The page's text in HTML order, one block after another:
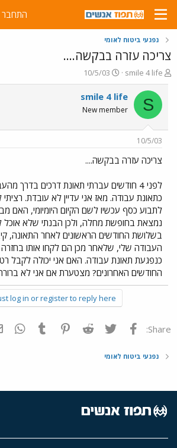
התחבר
נפגעי ביטוח לאומי
צריכה עזרה בבקשה....
פ
ו
ת
ח
ה
ש
א
smile 4 life
פ
ו
ר
ם
ר
10/5/03
S
smile 4 life
New member
10/5/03
צריכה עזרה בבקשה....
לפני 4 חודשים עברתי תאונת דרכים בדרך
כתאונת עבודה. מאז אני עדיין לא עובדת.
לתבוע כסף עכשיו לשם הקיום היומיומי, האם
נמצאת בחופשת מחלה, ולכן הבנתי שלא
בשלושת החודשים הראשונים לאחר התאונה,
העבודה שלי, שלאחר מכן הם לקחו אותו
כנפגעת תאונת עבודה. האם אני יכולה לקבל
החודשים האחרונים? מצטערת אם אני לא
log in or register to reply here.
Share: פייסבוק Twitter
Reddit
Pinterest
Tumblr
נפגעי ביטוח לאומי